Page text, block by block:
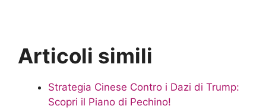
Articoli simili
Strategia Cinese Contro i Dazi di Trump:
Scopri il Piano di Pechino!